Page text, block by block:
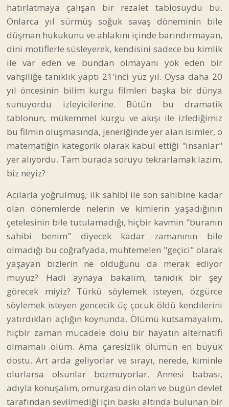
hatırlatmaya çalışan bir rezalet tablosuydu bu.
Onlarca yıl sürmüş soğuk savaş döneminin bile
düşman hukukunu ve ahlakını içinde barındırmayan,
dini motiflerle süsleyerek, kendisini sadece bu kimlik
ile var eden ve bundan olmayanı yok eden bir
vahşiliğe tanıklık yaptı 21'inci yüz yıl. Oysa daha 20
yıl öncesinin bilim kurgu filmleri başka bir dünya
sunuyordu izleyicilerine. Bütün bu dramatik
tablonun, mükemmel kurgu ve akışı ile izlediğimiz
bu filmin oluşmasında, jeneriğinde yer alan isimler, o
matematiğin kategorik olarak kabul ettiği "insanlar"
yer alıyordu. Tam burada soruyu tekrarlamak lazım,
biz neyiz?
Acılarla yoğrulmuş, ilk sahibi ile son sahibine kadar
olan dönemlerde nelerin ve kimlerin yaşadığının
çetelesinin bile tutulamadığı, hiçbir kavmin "buranın
sahibi benim" diyecek kadar zamanının bile
olmadığı bu coğrafyada, muhtemelen "geçici" olarak
yaşayan bizlerin ne olduğunu da merak ediyor
muyuz? Hadi aynaya bakalım, tanıdık bir şey
görecek miyiz? Türkü söylemek isteyen, özgürce
söylemek isteyen gencecik üç çocuk öldü kendilerini
yatırdıkları açlığın koynunda. Ölümü kutsamayalım,
hiçbir zaman mücadele dolu bir hayatın alternatifi
olmamalı ölüm. Ama çaresizlik ölümün en büyük
dostu. Art arda geliyorlar ve sırayı, nerede, kiminle
olurlarsa olsunlar bozmuyorlar. Annesi babası,
adıyla konuşalım, omurgası din olan ve bugün devlet
tarafından sevilmediği için baskı altında bulunan bir